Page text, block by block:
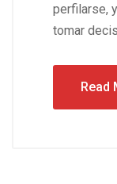
perfilarse,
tomar
Read